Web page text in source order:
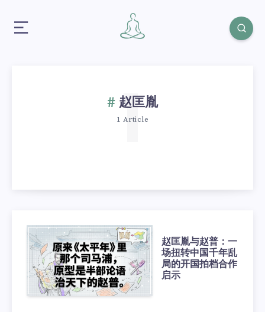
赵匡胤
1 Article
1
赵匡胤与赵普：一
场扭转中国千年乱
局的开国拍档合作
启示